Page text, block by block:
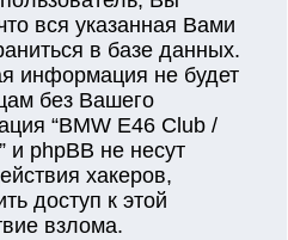
вся указанная Вами
в базе данных.
информация не будет
без Вашего
“BMW E46 Club /
и phpBB не несут
хакеров,
доступ к этой
взлома.